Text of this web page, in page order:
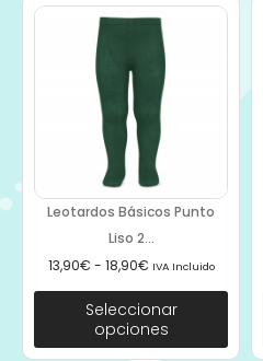
Leotardos Básicos Punto
Liso 2...
13,90€ - 18,90€ IVA Incluido
Seleccionar
opciones